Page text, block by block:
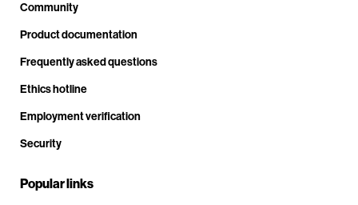
Community
Product documentation
Frequently asked questions
Ethics hotline
Employment verification
Security
Popular links